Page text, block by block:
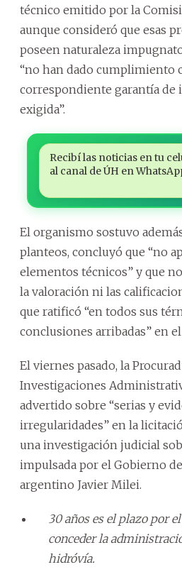
técnico emitido por la
aunque consideró que esas
poseen naturaleza
“no han dado cumplimiento
correspondiente garantía de
exigida”.
Recibí las noticias en tu
al canal de ÚH en
El organismo sostuvo
planteos, concluyó que “no
elementos técnicos” y que
la valoración ni las
que ratificó “en todos sus
conclusiones arribadas” en
El viernes pasado, la
Investigaciones
advertido sobre “serias y
irregularidades” en la
una investigación judicial
impulsada por el Gobierno
argentino Javier Milei.
30 años es el plazo por
conceder la
hidróvía.